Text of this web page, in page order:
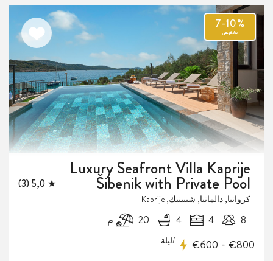
اضف
المفضلة
Luxury Seafront Villa Kaprije
Šibenik with Private Pool
★ 5,0 (3)
كرواتيا, دالماتيا, شيبينيك, Kaprije
8
4
4 20 م
€600 - €800 /ليلة